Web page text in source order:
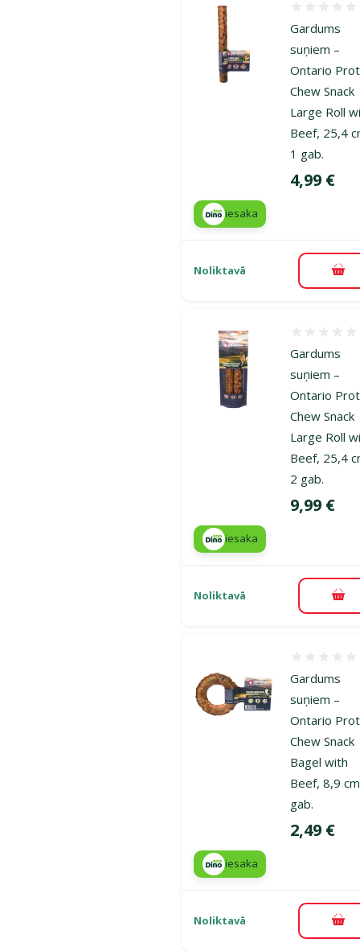
Gardums
suņiem –
Ontario
Chew Snack
Large Roll
Beef, 25,4
1 gab.
Cena
4,99 €
iesaka
Noliktavā
Gardums
suņiem –
Ontario
Chew Snack
Large Roll
Beef, 25,4
2 gab.
Cena
9,99 €
iesaka
Noliktavā
Gardums
suņiem –
Ontario
Chew Snack
Bagel with
Beef, 8,9
gab.
Cena
2,49 €
iesaka
Noliktavā